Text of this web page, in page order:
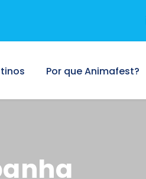
Por que Animafest?